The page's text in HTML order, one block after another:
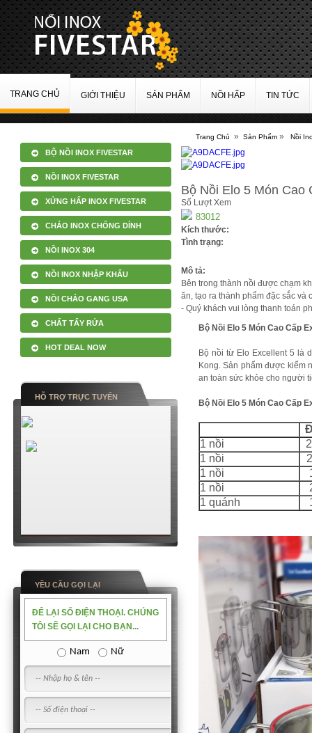
TRANG CHỦ GIỚI THIỆU SẢN PHẨM NỒI HẤP TIN TỨC
BỘ NỒI INOX FIVESTAR
NỒI INOX FIVESTAR
XỬNG HẤP INOX FIVESTAR
CHẢO INOX CHỐNG DÍNH
NỒI INOX 304
NỒI INOX NHẬP KHẨU
NỒI CHẢO GANG USA
CHẤT TẨY RỬA
HOT DEAL NOW
HỖ TRỢ TRỰC TUYẾN
YỀU CẦU GỌI LẠI
ĐỂ LẠI SỐ ĐIỆN THOẠI. CHÚNG
TÔI SẼ GỌI LẠI CHO BẠN...
Nam Nữ
Trang Chủ » Sản Phẩm » Nồi
Bộ Nồi Elo 5 Món Cao
Số Lượt Xem
83012
Kích thước:
Tình trạng:
Mô tả:
Bên trong thành nồi được chạm
ăn, tạo ra thành phẩm đặc sắc
- Quý khách vui lòng thanh toán
Bộ Nồi Elo 5 Món Cao Cấp
Bộ nồi từ Elo Excellent 5 là
Kong. Sản phẩm được kiểm
an toàn sức khỏe cho người
Bộ Nồi Elo 5 Món Cao Cấp
1 nồi
1 nồi
1 nồi
1 nồi
1 quánh